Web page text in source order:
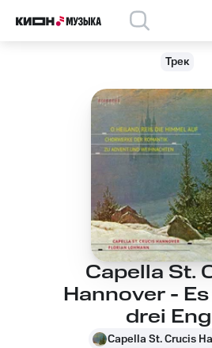
Трек
Capella St.
Hannover -
drei
Capella St. Crucis